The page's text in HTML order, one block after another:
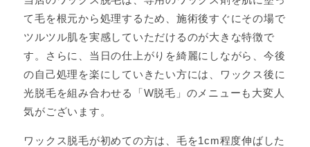
て毛を根元から処理するため、施術後すぐにその場で
ツルツル肌を実感していただけるのが大きな特徴で
す。さらに、当日の仕上がりを綺麗にしながら、今後
の自己処理を楽にしていきたい方には、ワックス後に
光脱毛を組み合わせる「W脱毛」のメニューも大変人
気がございます。
ワックス脱毛が初めての方は、毛を1cm程度伸ばした